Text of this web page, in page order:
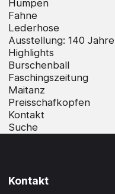
Humpen
Fahne
Lederhose
Ausstellung: 140 Jahre
Highlights
Burschenball
Faschingszeitung
Maitanz
Preisschafkopfen
Kontakt
Suche
Kontakt